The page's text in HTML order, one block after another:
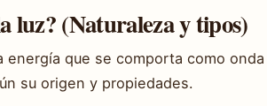
luz? (Naturaleza y tipos)
energía que se comporta como
su origen y propiedades.